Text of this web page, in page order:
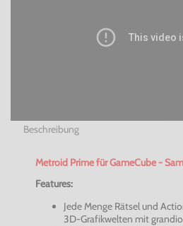
Beschreibung
Metroid Prime für GameCube -
Features:
Jede Menge Rätsel und
3D-Grafikwelten mit